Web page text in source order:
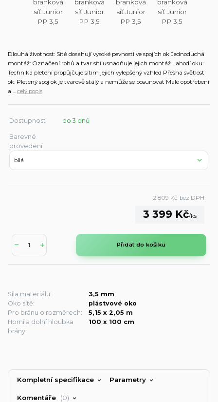
Dlouhá životnost: Sítě dosahují vysoké pevnosti ve spojích ok Jednoduchá
montáž: Označení rohů a tvar sítí usnadňuje jejich montáž Lahodí oku:
Technika pletení propůjčuje sítím jejich vylepšený vzhled Přesná světlost
ok: Pletený spoj ok je tvarově stálý a nemůže se posunovat Malé opotřebení
a ... celý popis
Dostupnost do 3 dnů
Barevné
provedení
3 399 Kč/ks
2 809 Kč bez DPH
Přidat do košíku
Síla materiálu:
3,5 mm
Oko sítě:
plástvové oko
Pro bránu o rozměrech:
5,15 x 2,05 m
Horní a dolní hloubka
brány:
100 x 100 cm
Kompletní specifikace Parametry
Komentáře 0